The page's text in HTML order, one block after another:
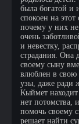
была богатой и
спокоен на
почему у них не
очень
и невестку,
страдания. Она
своему сыну
влюблен в свою
узы, даже ради
Кыймет
нет потомства,
помочь своему
решает найти